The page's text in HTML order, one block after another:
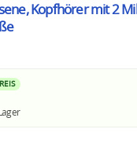
Kopfhörer mit 2